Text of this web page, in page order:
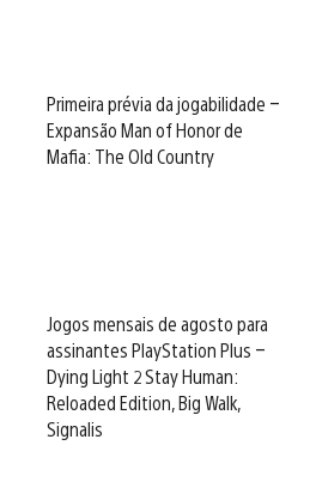
Primeira prévia da jogabilidade –
Expansão Man of Honor de
Mafia: The Old Country
Jogos mensais de agosto para
assinantes PlayStation Plus –
Dying Light 2 Stay Human:
Reloaded Edition, Big Walk,
Signalis